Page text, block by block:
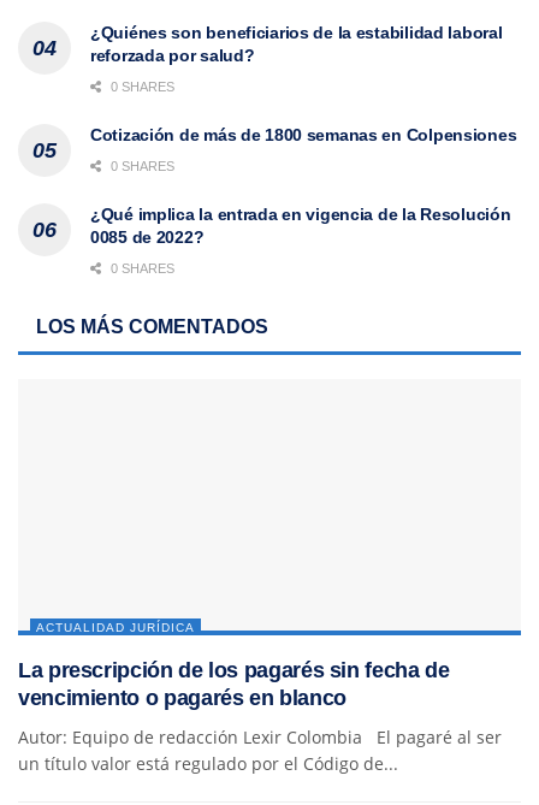
¿Quiénes son beneficiarios de la estabilidad laboral
reforzada por salud?
0 SHARES
Cotización de más de 1800 semanas en Colpensiones
0 SHARES
¿Qué implica la entrada en vigencia de la Resolución
0085 de 2022?
0 SHARES
LOS MÁS COMENTADOS
ACTUALIDAD JURÍDICA
La prescripción de los pagarés sin fecha de
vencimiento o pagarés en blanco
Autor: Equipo de redacción Lexir Colombia El pagaré al ser
un título valor está regulado por el Código de...